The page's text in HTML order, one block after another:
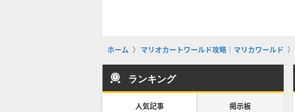
ホーム マリオカートワールド攻略｜マリカワールド
ランキング
人気記事 掲示板